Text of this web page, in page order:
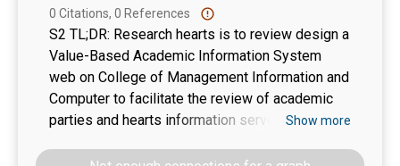
0 Citations, 0 References
S2 TL;DR: Research hearts is to review design a
Value-Based Academic Information System
web on College of Management Information and
Computer to facilitate the review of academic
parties and hearts information serves students'
Show more